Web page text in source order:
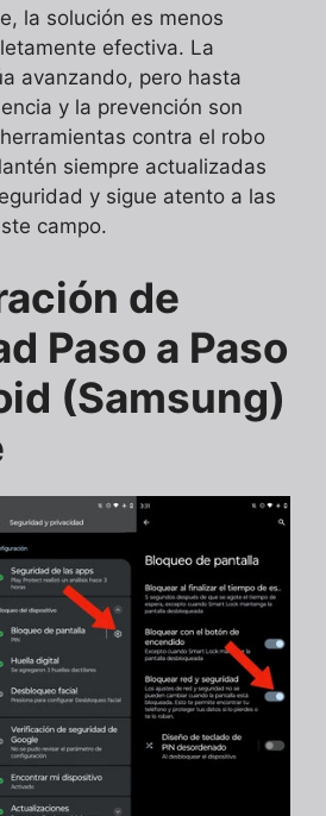
la solución es menos
efectiva. La
avanzando, pero hasta
y la prevención son
contra el robo
siempre actualizadas
y sigue atento a las
campo.
de
Paso a Paso
(Samsung)